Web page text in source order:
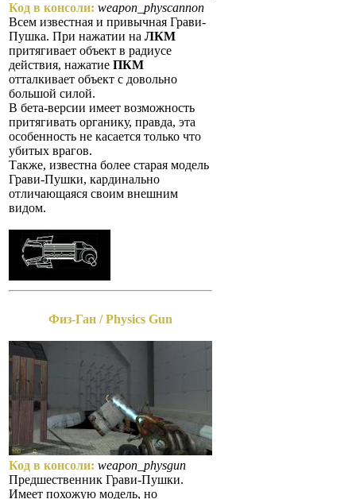
Код в консоли: weapon_physcannon
Всем известная и привычная Грави-
Пушка. При нажатии на ЛКМ
притягивает объект в радиусе
действия, нажатие ПКМ
отталкивает объект с довольно
большой силой.
В бета-версии имеет возможность
притягивать органику, правда, эта
особенность не касается только что
убитых врагов.
Также, известна более старая модель
Грави-Пушки, кардинально
отличающаяся своим внешним
видом.
Физ-Ган / Physics Gun
Код в консоли: weapon_physgun
Предшественник Грави-Пушки.
Имеет похожую модель, но